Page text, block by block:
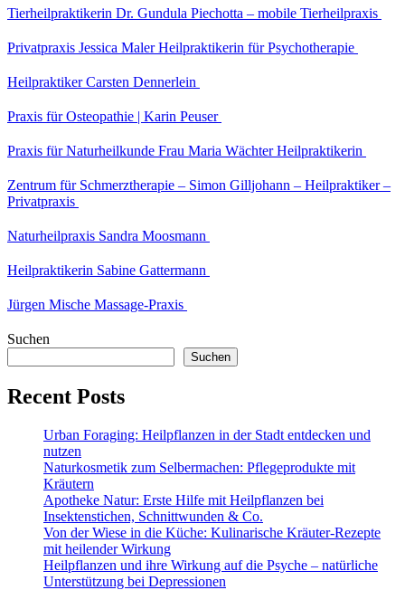
Tierheilpraktikerin Dr. Gundula Piechotta – mobile Tierheilpraxis
Privatpraxis Jessica Maler Heilpraktikerin für Psychotherapie
Heilpraktiker Carsten Dennerlein
Praxis für Osteopathie | Karin Peuser
Praxis für Naturheilkunde Frau Maria Wächter Heilpraktikerin
Zentrum für Schmerztherapie – Simon Gilljohann – Heilpraktiker –
Privatpraxis
Naturheilpraxis Sandra Moosmann
Heilpraktikerin Sabine Gattermann
Jürgen Mische Massage-Praxis
Suchen
Suchen
Recent Posts
Urban Foraging: Heilpflanzen in der Stadt entdecken und
nutzen
Naturkosmetik zum Selbermachen: Pflegeprodukte mit
Kräutern
Apotheke Natur: Erste Hilfe mit Heilpflanzen bei
Insektenstichen, Schnittwunden & Co.
Von der Wiese in die Küche: Kulinarische Kräuter-Rezepte
mit heilender Wirkung
Heilpflanzen und ihre Wirkung auf die Psyche – natürliche
Unterstützung bei Depressionen